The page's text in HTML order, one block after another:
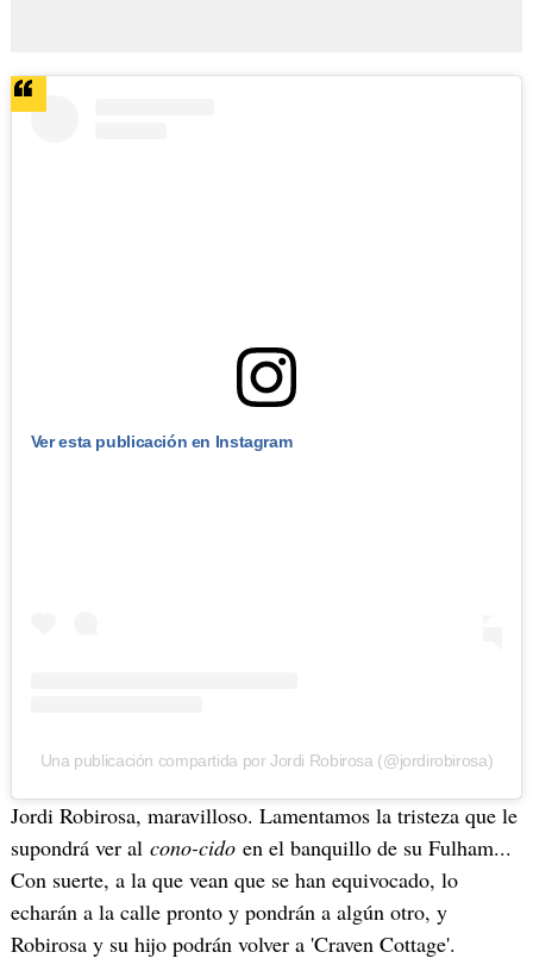
Ver esta publicación en Instagram
Una publicación compartida por Jordi Robirosa (@jordirobirosa)
Jordi Robirosa, maravilloso. Lamentamos la tristeza que le
supondrá ver al cono-cidoen el banquillo de su Fulham...
Con suerte, a la que vean que se han equivocado, lo
echarán a la calle pronto y pondrán a algún otro, y
Robirosa y su hijo podrán volver a 'Craven Cottage'.